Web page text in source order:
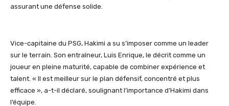
assurant une défense solide.
Vice-capitaine du PSG, Hakimi a su s’imposer comme un leader
sur le terrain. Son entraîneur, Luis Enrique, le décrit comme un
joueur en pleine maturité, capable de combiner expérience et
talent. « Il est meilleur sur le plan défensif, concentré et plus
efficace », a-t-il déclaré, soulignant l’importance d’Hakimi dans
l’équipe.